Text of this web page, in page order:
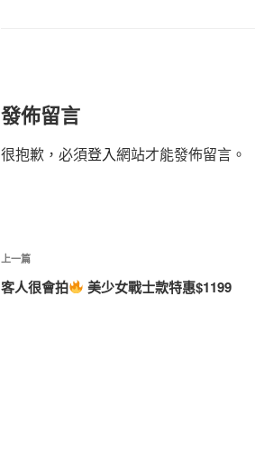
發佈留言
很抱歉，必須登入網站才能發佈留言。
文
章
上
一
上一篇
客人很會拍 美少女戰士款特惠$1199